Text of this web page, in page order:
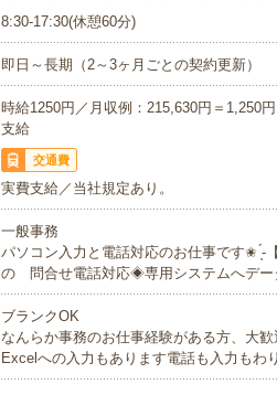
8:30-17:30(休憩60分)
即日～長期（2～3ヶ月ごとの契約更新）
時給1250円／月収例：215,630円＝1,250
支給
交通費
実費支給／当社規定あり。
一般事務
パソコン入力と電話対応のお仕事です✬ ̖́-
の 問合せ電話対応◈専用システムへデ
ブランクOK
なんらか事務のお仕事経験がある方、大
Excelへの入力もあります電話も入力もわ